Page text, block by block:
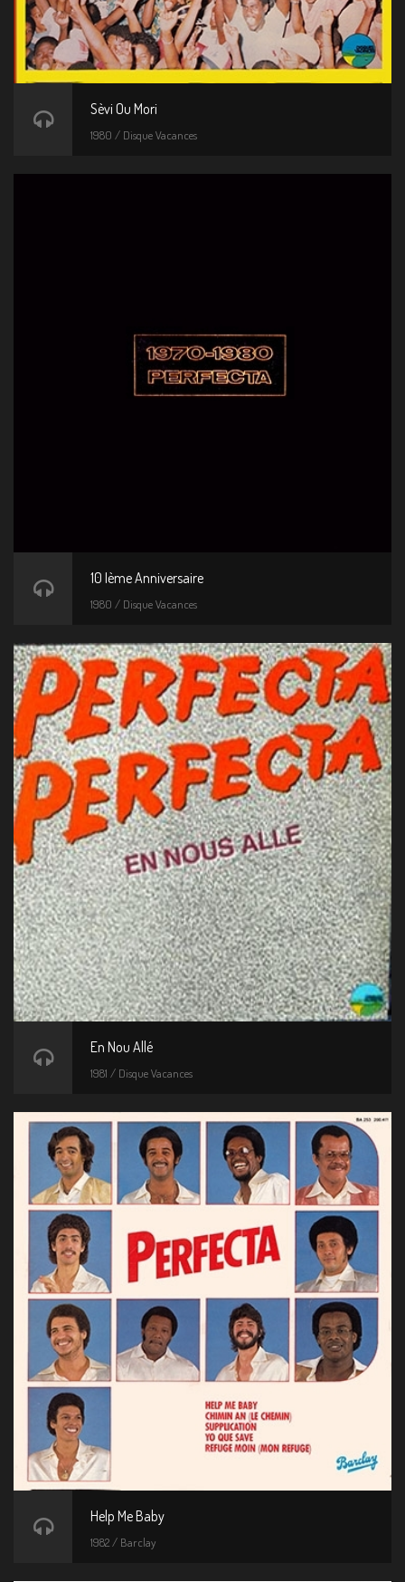
Sèvi Ou Mori
1980 / Disque Vacances
10 Ième Anniversaire
1980 / Disque Vacances
En Nou Allé
1981 / Disque Vacances
Help Me Baby
1982 / Barclay